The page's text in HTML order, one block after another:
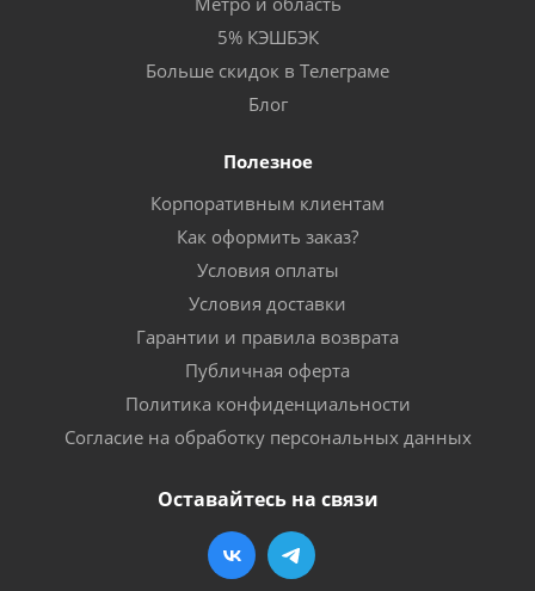
5% КЭШБЭК
Больше скидок в Телеграме
Блог
Полезное
Корпоративным клиентам
Как оформить заказ?
Условия оплаты
Условия доставки
Гарантии и правила возврата
Публичная оферта
Политика конфиденциальности
Согласие на обработку персональных данных
Оставайтесь на связи